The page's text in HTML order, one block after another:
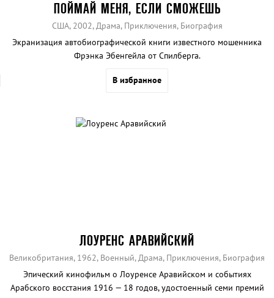
ПОЙМАЙ МЕНЯ, ЕСЛИ СМОЖЕШЬ
США, 2002, Драма, Приключения, Биография
Экранизация автобиографической книги известного мошенника
Фрэнка Эбенгейла от Спилберга.
В избранное
ЛОУРЕНС АРАВИЙСКИЙ
Великобритания, 1962, Военный, Драма, Приключения, Биография
Эпический кинофильм о Лоуренсе Аравийском и событиях
Арабского восстания 1916 — 18 годов, удостоенный семи премий